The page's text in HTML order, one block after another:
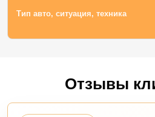
Тип авто, ситуация, техника
Отзывы